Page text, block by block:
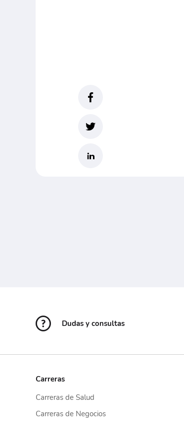
Dudas y consultas
Carreras
Carreras de Salud
Carreras de Negocios